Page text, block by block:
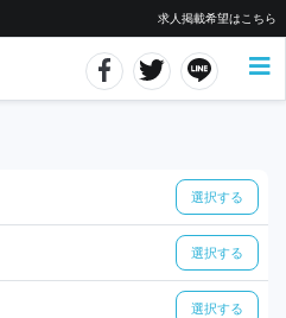
求人掲載希望はこちら
選択する
選択する
選択する